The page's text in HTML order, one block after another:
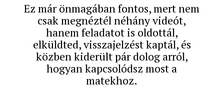
Ez már önmagában fontos, mert nem
csak megnéztél néhány videót,
hanem feladatot is oldottál,
elküldted, visszajelzést kaptál, és
közben kiderült pár dolog arról,
hogyan kapcsolódsz most a
matekhoz.